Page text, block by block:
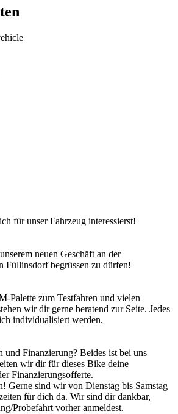
für unser Fahrzeug interessierst!
neuen Geschäft an der
Füllinsdorf begrüssen zu dürfen!
Palette zum Testfahren und vielen
wir dir gerne beratend zur Seite. Jedes
individualisiert werden.
und Finanzierung? Beides ist bei uns
wir dir für dieses Bike deine
Finanzierungsofferte.
Gerne sind wir von Dienstag bis Samstag
für dich da. Wir sind dir dankbar,
Probefahrt vorher anmeldest.